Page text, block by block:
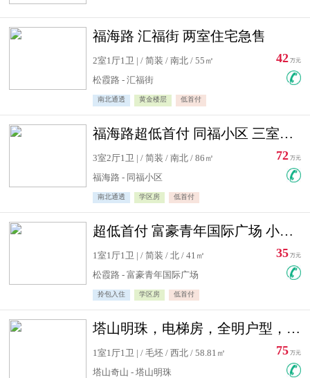
福海路 汇福街 两室住宅急售
2室1厅1卫 | / 简装 / 南北 / 55㎡
松霞路 - 汇福街
南北通透 黄金楼层 低首付
42 万元
福海路超低首付 同福小区 三室住宅急售
3室2厅1卫 | / 简装 / 南北 / 86㎡
福海路 - 同福小区
南北通透 学区房 低首付
72 万元
超低首付 富豪青年国际广场 小高层住宅急售
1室1厅1卫 | / 简装 / 北 / 41㎡
松霞路 - 富豪青年国际广场
拎包入住 学区房 低首付
35 万元
塔山明珠，电梯房，全明户型，视野好，毛坯房，看房有钥匙
1室1厅1卫 | / 毛坯 / 西北 / 58.81㎡
塔山奇山 - 塔山明珠
75 万元